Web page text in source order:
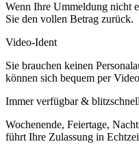
Wenn Ihre Ummeldung nicht
Sie den vollen Betrag zurück.
Video-Ident
Sie brauchen keinen
können sich bequem per
Immer verfügbar & blitzschnell
Wochenende, Feiertage,
führt Ihre Zulassung in